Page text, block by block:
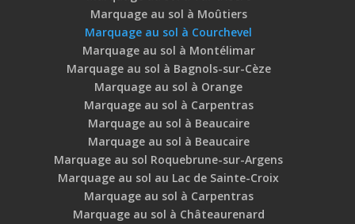
Marquage au sol à Moûtiers
Marquage au sol à Courchevel
Marquage au sol à Montélimar
Marquage au sol à Bagnols-sur-Cèze
Marquage au sol à Orange
Marquage au sol à Carpentras
Marquage au sol à Beaucaire
Marquage au sol à Beaucaire
Marquage au sol Roquebrune-sur-Argens
Marquage au sol au Lac de Sainte-Croix
Marquage au sol à Carpentras
Marquage au sol à Châteaurenard